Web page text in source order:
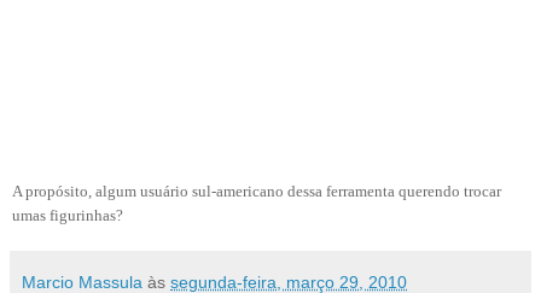
A propósito, algum usuário sul-americano dessa ferramenta querendo trocar
umas figurinhas?
Marcio Massula às segunda-feira, março 29, 2010